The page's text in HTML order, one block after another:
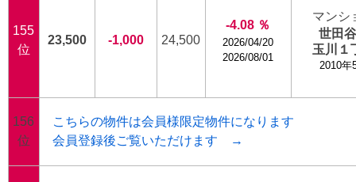
155
位
23,500 -1,000 24,500
-4.08 ％
2026/04/20
2026/08/01
マンシ
世田
玉川１
2010年
156
位
こちらの物件は会員様限定物件になります
会員登録後ご覧いただけます →